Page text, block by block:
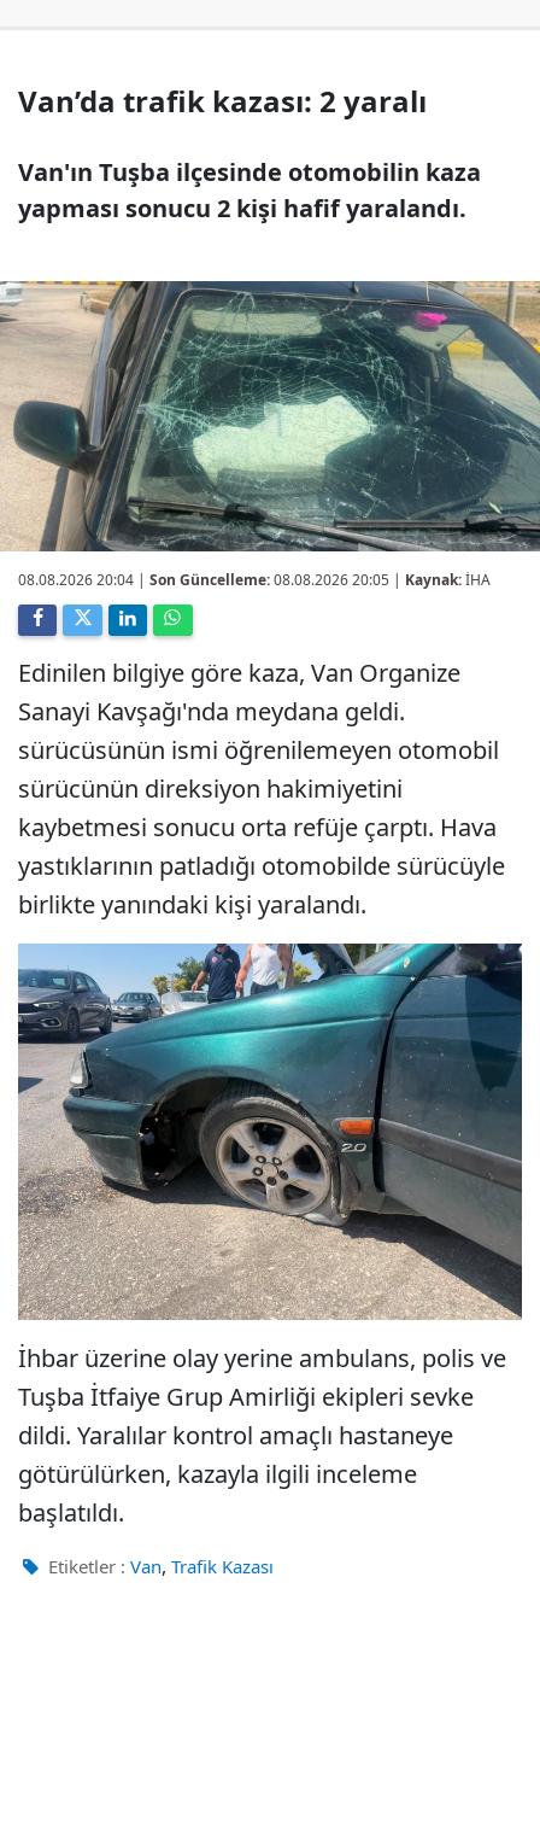
Van’da trafik kazası: 2 yaralı
Van'ın Tuşba ilçesinde otomobilin kaza
yapması sonucu 2 kişi hafif yaralandı.
08.08.2026 20:04 | Son Güncelleme:08.08.2026 20:05 | Kaynak:İHA
Edinilen bilgiye göre kaza, Van Organize
Sanayi Kavşağı'nda meydana geldi.
sürücüsünün ismi öğrenilemeyen otomobil
sürücünün direksiyon hakimiyetini
kaybetmesi sonucu orta refüje çarptı. Hava
yastıklarının patladığı otomobilde sürücüyle
birlikte yanındaki kişi yaralandı.
İhbar üzerine olay yerine ambulans, polis ve
Tuşba İtfaiye Grup Amirliği ekipleri sevke
dildi. Yaralılar kontrol amaçlı hastaneye
götürülürken, kazayla ilgili inceleme
başlatıldı.
Etiketler : Van, Trafik Kazası